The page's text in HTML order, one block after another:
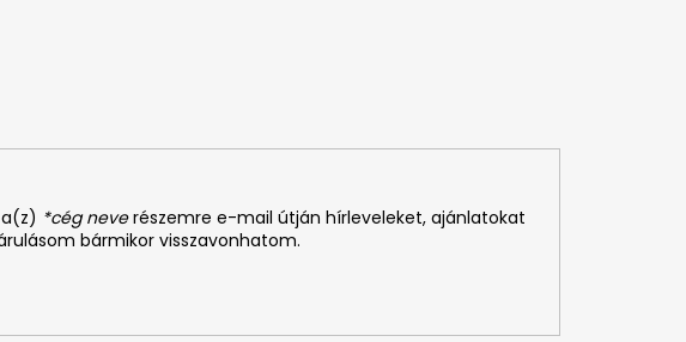
*cég neverészemre e-mail útján hírleveleket, ajánlatokat
bármikor visszavonhatom.